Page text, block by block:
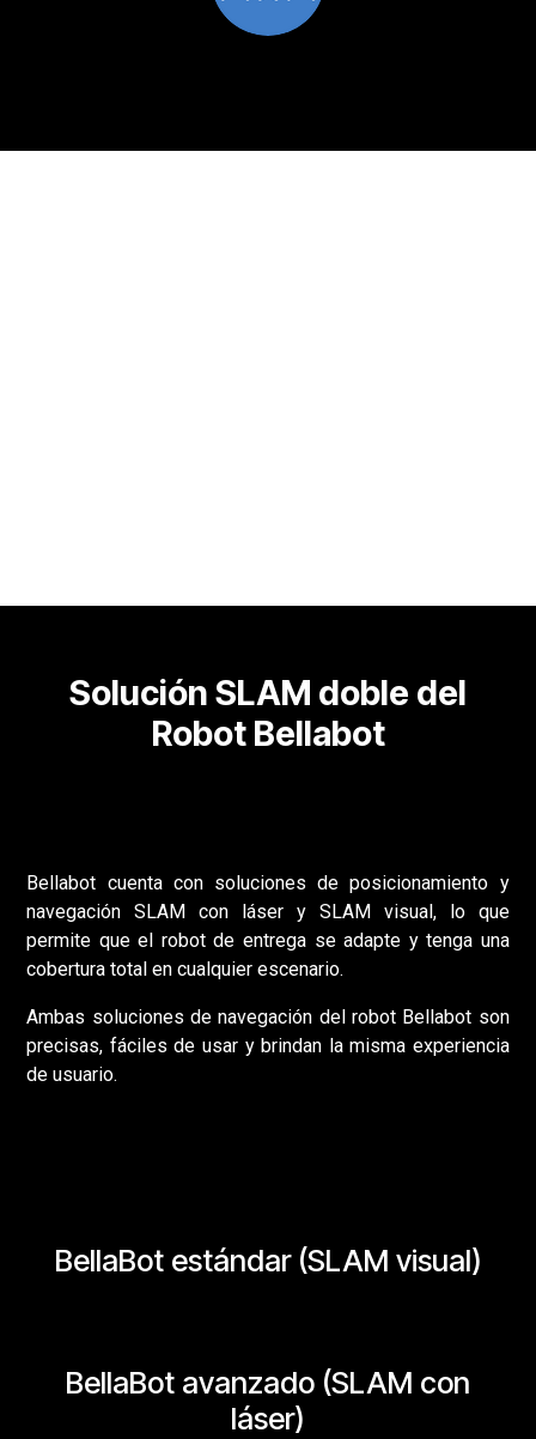
Solución SLAM doble del
Robot Bellabot
Bellabot cuenta con soluciones de posicionamiento y
navegación SLAM con láser y SLAM visual, lo que
permite que el robot de entrega se adapte y tenga una
cobertura total en cualquier escenario.
Ambas soluciones de navegación del robot Bellabot son
precisas, fáciles de usar y brindan la misma experiencia
de usuario.
BellaBot estándar (SLAM visual)
BellaBot avanzado (SLAM con
láser)